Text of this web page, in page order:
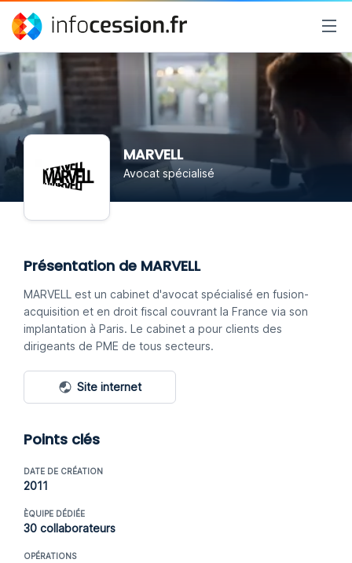
MARVELL
Avocat spécialisé
Présentation de MARVELL
MARVELL est un cabinet d'avocat spécialisé en fusion-
acquisition et en droit fiscal couvrant la France via son
implantation à Paris. Le cabinet a pour clients des
dirigeants de PME de tous secteurs.
Site internet
Points clés
DATE DE CRÉATION
2011
ÈQUIPE DÉDIÉE
30 collaborateurs
OPÉRATIONS